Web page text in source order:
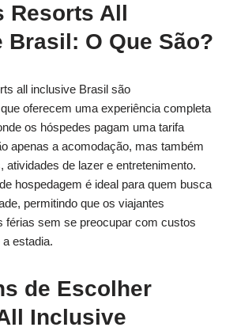
Resorts All
Brasil: O Que São?
all inclusive Brasil são
oferecem uma experiência completa
os hóspedes pagam uma tarifa
apenas a acomodação, mas também
atividades de lazer e entretenimento.
hospedagem é ideal para quem busca
permitindo que os viajantes
férias sem se preocupar com custos
estadia.
de Escolher
Inclusive